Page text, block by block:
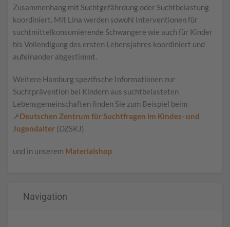
Zusammenhang mit Suchtgefährdung oder Suchtbelastung
koordiniert. Mit Lina werden sowohl Interventionen für
suchtmittelkonsumierende Schwangere wie auch für Kinder
bis Vollendigung des ersten Lebensjahres koordiniert und
aufeinander abgestimmt.
Weitere Hamburg spezifische Informationen zur
Suchtprävention bei Kindern aus suchtbelasteten
Lebensgemeinschaften finden Sie zum Beispiel beim
↗Deutschen Zentrum für Suchtfragen im Kindes- und
Jugendalter (DZSKJ)
und in unserem Materialshop
Navigation